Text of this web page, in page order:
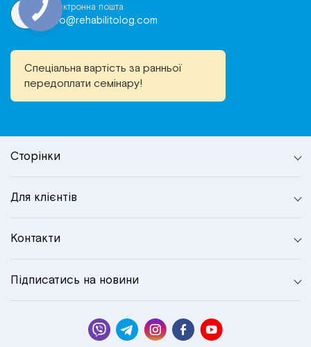
Електронна пошта
info@rehabilitolog.com
Спеціальна вартість за ранньої
передоплати семінару!
Сторінки
Для клієнтів
Контакти
Підписатись на новини